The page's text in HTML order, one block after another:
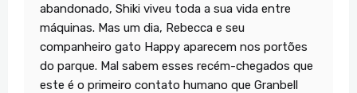
abandonado, Shiki viveu toda a sua vida entre
máquinas. Mas um dia, Rebecca e seu
companheiro gato Happy aparecem nos portões
do parque. Mal sabem esses recém-chegados que
este é o primeiro contato humano que Granbell